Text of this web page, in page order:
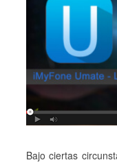
Bajo ciertas